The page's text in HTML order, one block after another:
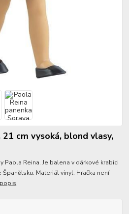
cm vysoká, blond vlasy,
Paola Reina. Je balena v dárkové krabici
Materiál vinyl. Hračka není